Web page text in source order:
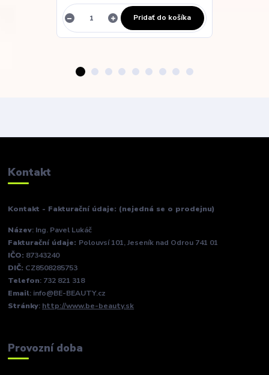
Pridať do košíka
Kontakt
Kontakt - Fakturační údaje: (nejedná se o prodejnu)
Název: Ing. Pavel Lukáč
Fakturační údaje: Polouvsí 101, Jeseník nad Odrou 741 01
IČO: 87343240
DIČ: CZ8508285753
Telefon: 732 821 318
Email: info@BE-BEAUTY.cz
Stránky: http://www.be-beauty.sk
Provozní doba